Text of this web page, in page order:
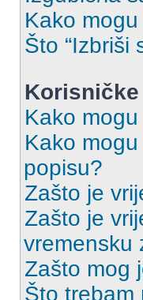
Kako
Što “Izbriši
Kako
Kako
popisu?
Zašto je
Zašto je
vremensku
Zašto mog
Što trebam